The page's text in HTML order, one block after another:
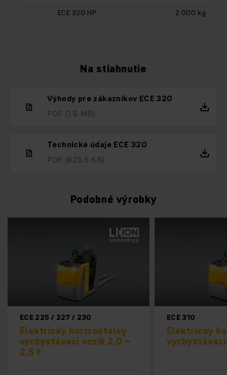
ECE 320 HP 2 000 kg
Na stiahnutie
Výhody pre zákazníkov ECE 320
PDF (1,5 MB)
Technické údaje ECE 320
PDF (823,6 KB)
Podobné výrobky
ECE 225 / 227 / 230
Elektrický horizontálny
vychystávací vozík 2,0 –
2,5 t
ECE 310
Elektrický